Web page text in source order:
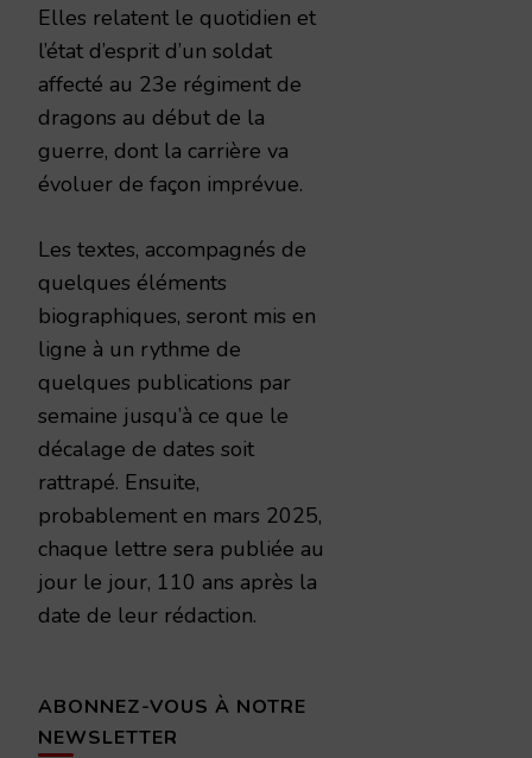
Elles relatent le quotidien et
l’état d’esprit d’un soldat
affecté au 23e régiment de
dragons au début de la
guerre, dont la carrière va
évoluer de façon imprévue.
Les textes, accompagnés de
quelques éléments
biographiques, seront mis en
ligne à un rythme de
quelques publications par
semaine jusqu’à ce que le
décalage de dates soit
rattrapé. Ensuite,
probablement en mars 2025,
chaque lettre sera publiée au
jour le jour, 110 ans après la
date de leur rédaction.
ABONNEZ-VOUS À NOTRE
NEWSLETTER